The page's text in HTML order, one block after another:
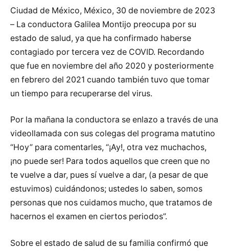
Ciudad de México, México, 30 de noviembre de 2023
– La conductora Galilea Montijo preocupa por su
estado de salud, ya que ha confirmado haberse
contagiado por tercera vez de COVID. Recordando
que fue en noviembre del año 2020 y posteriormente
en febrero del 2021 cuando también tuvo que tomar
un tiempo para recuperarse del virus.
Por la mañana la conductora se enlazo a través de una
videollamada con sus colegas del programa matutino
“Hoy” para comentarles, “¡Ay!, otra vez muchachos,
¡no puede ser! Para todos aquellos que creen que no
te vuelve a dar, pues sí vuelve a dar, (a pesar de que
estuvimos) cuidándonos; ustedes lo saben, somos
personas que nos cuidamos mucho, que tratamos de
hacernos el examen en ciertos periodos”.
Sobre el estado de salud de su familia confirmó que